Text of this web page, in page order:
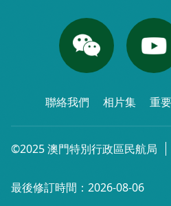
聯絡我們 相片集 重
©2025 澳門特別行政區民航局
最後修訂時間：2026-08-06